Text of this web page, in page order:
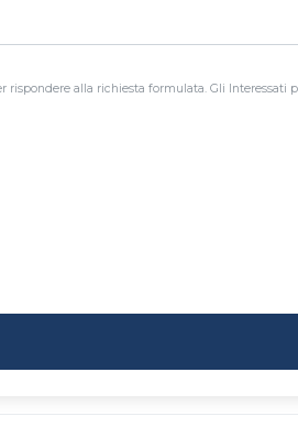
rispondere alla richiesta formulata. Gli